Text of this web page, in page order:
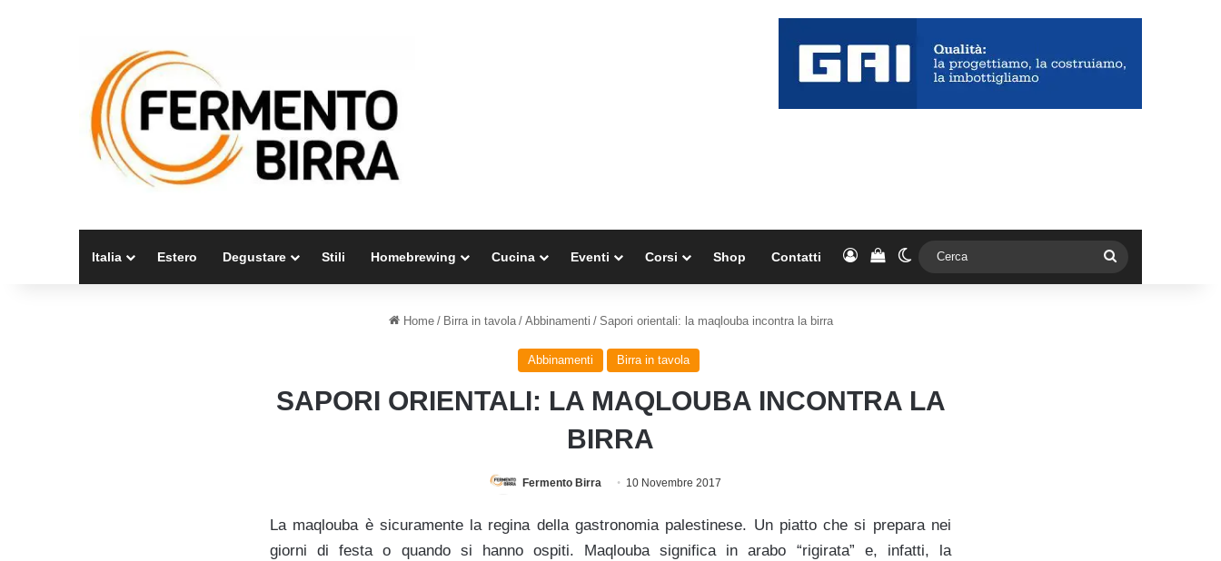
Italia Estero Degustare Stili Homebrewing Cucina Eventi Corsi Shop Contatti AccediVedi il carrello
Cambia aspetto
Home / Birra in tavola / Abbinamenti / Sapori orientali: la maqlouba incontra la birra
Abbinamenti Birra in tavola
SAPORI ORIENTALI: LA MAQLOUBA INCONTRA LA
BIRRA
Fermento Birra 10 Novembre 2017
La maqlouba è sicuramente la regina della gastronomia palestinese. Un piatto che si prepara nei
giorni di festa o quando si hanno ospiti. Maqlouba significa in arabo “rigirata” e, infatti, la